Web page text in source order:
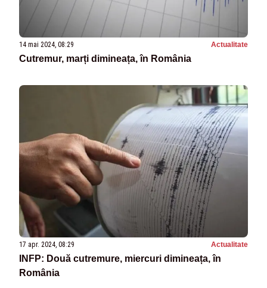
14 mai 2024, 08:29 Actualitate
Cutremur, marți dimineața, în România
17 apr. 2024, 08:29 Actualitate
INFP: Două cutremure, miercuri dimineața, în
România